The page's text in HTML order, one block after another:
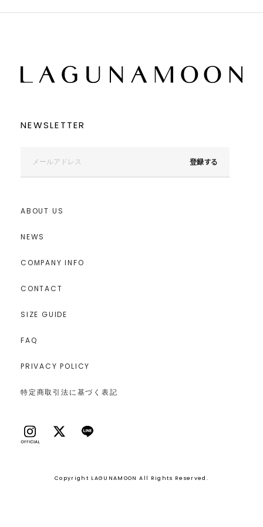
NEWSLETTER
登録する
ABOUT US
NEWS
COMPANY INFO
CONTACT
SIZE GUIDE
FAQ
PRIVACY POLICY
特定商取引法に基づく表記
Copyright LAGUNAMOON All Rights Reserved.